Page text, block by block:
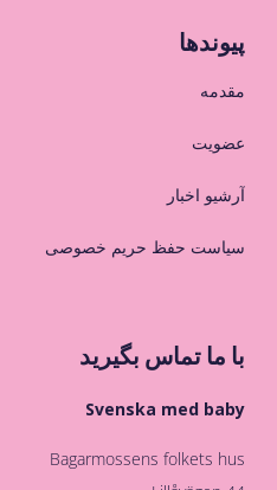
پیوندها
مقدمه
عضویت
آرشیو اخبار
سیاست حفظ حریم خصوصی
با ما تماس بگیرید
Svenska med baby
Bagarmossens folkets hus